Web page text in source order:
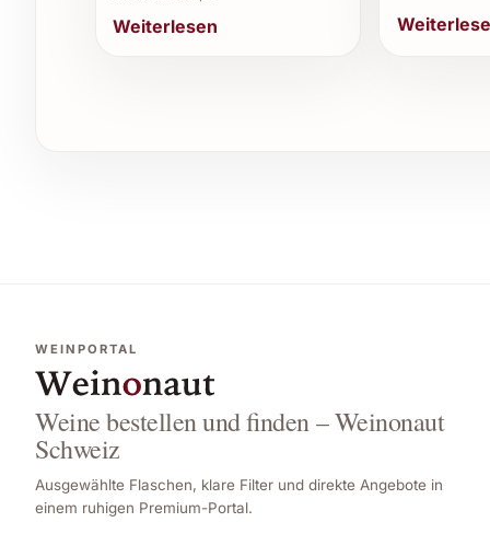
Für welche Gelegenheiten eignet sich
gönnen Sie sich oder Ihren Liebsten diesen
Weiterlesen
WEINPORTAL
Weine bestellen und finden – Weinonaut
Schweiz
Ausgewählte Flaschen, klare Filter und direkte Angebote in
einem ruhigen Premium-Portal.